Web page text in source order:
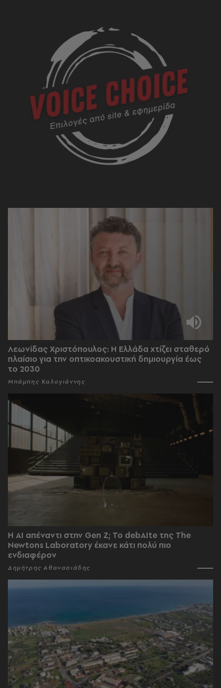
Λεωνίδας Χριστόπουλος: Η Ελλάδα χτίζει σταθερό
πλαίσιο για την οπτικοακουστική δημιουργία έως
το 2030
Μπάμπης Καλογιάννης
Η AI απέναντι στην Gen Z; Το debAIte της The
Newtons Laboratory έκανε κάτι πολύ πιο
ενδιαφέρον
Δημήτρης Αθανασιάδης